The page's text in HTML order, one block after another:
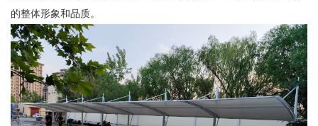
的整体形象和品质。